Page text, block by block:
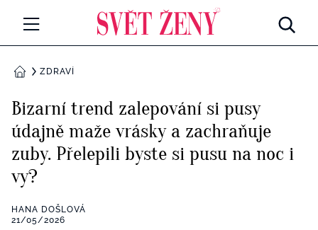
Všechny kategorie
Rozhovory
RETROHUBKY
PSYCHOLOGIE
Seberozvoj
ZDRAVÍ
DOMŮZDRAVÍ
Bizarní trend zalepování si pusy
údajně maže vrásky a zachraňuje
zuby. Přelepili byste si pusu na noc i
vy?
HANA DOŠLOVÁ
21/05/2026